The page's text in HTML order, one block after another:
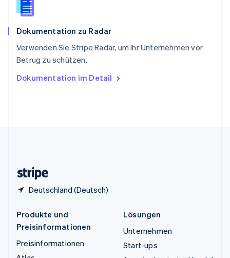
Dokumentation zu Radar
Verwenden Sie Stripe Radar, um Ihr Unternehmen vor
Betrug zu schützen.
Dokumentation im Detail
Deutschland (Deutsch)
Spanien
Thailand
Tschechische Republik
English
English
Produkte und
Preisinformationen
Preisinformationen
Lösungen
Unternehmen
Start-ups